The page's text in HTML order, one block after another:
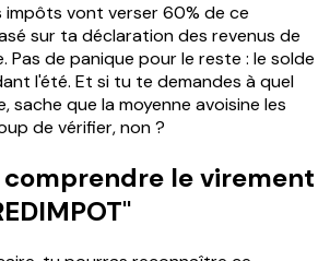
impôts vont verser 60% de ce
sur ta déclaration des revenus de
Pas de panique pour le reste : le solde
l'été. Et si tu te demandes à quel
que la moyenne avoisine les
de vérifier, non ?
le virement